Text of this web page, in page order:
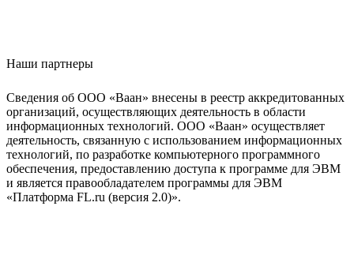
Наши партнеры
Сведения об ООО «Ваан» внесены в реестр аккредитованных
организаций, осуществляющих деятельность в области
информационных технологий. ООО «Ваан» осуществляет
деятельность, связанную с использованием информационных
технологий, по разработке компьютерного программного
обеспечения, предоставлению доступа к программе для ЭВМ
и является правообладателем программы для ЭВМ
«Платформа FL.ru (версия 2.0)».